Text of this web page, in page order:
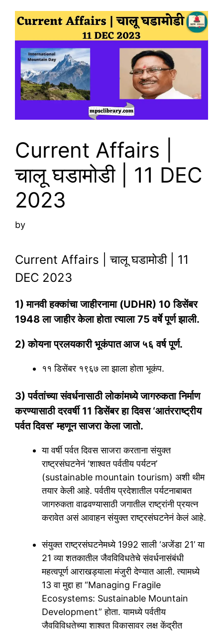
Current Affairs |
चालू घडामोडी | 11 DEC
2023
by
Current Affairs | चालू घडामोडी | 11
DEC 2023
1) मानवी हक्कांचा जाहीरनामा (UDHR) 10 डिसेंबर
1948 ला जाहीर केला होता त्याला 75 वर्षे पूर्ण झाली.
2) कोयना प्रलयकारी भूकंपात आज ५६ वर्ष पूर्ण.
११ डिसेंबर १९६७ ला झाला होता भूकंप.
3) पर्वतांच्या संवर्धनासाठी लोकांमध्ये जागरुकता निर्माण
करण्यासाठी दरवर्षी 11 डिसेंबर हा दिवस ‘आतंरराष्ट्रीय
पर्वत दिवस’ म्हणून साजरा केला जातो.
या वर्षी पर्वत दिवस साजरा करताना संयुक्त
राष्ट्रसंघटनेनं ‘शाश्वत पर्वतीय पर्यटन’
(sustainable mountain tourism) अशी थीम
तयार केली आहे. पर्वतीय प्रदेशातील पर्यटनाबाबत
जागरुकता वाढवण्यासाठी जगातील राष्ट्रांनी प्रयत्न
करावेत असं आवाहन संयुक्त राष्ट्रसंघटनेनं केलं आहे.
संयुक्त राष्ट्रसंघटनेमध्ये 1992 साली ‘अजेंडा 21’ या
21 व्या शतकातील जैवविविधतेचे संवर्धनासंबंधी
महत्वपूर्ण आराखड्याला मंजुरी देण्यात आली. त्यामध्ये
13 वा मुद्दा हा “Managing Fragile
Ecosystems: Sustainable Mountain
Development” होता. यामध्ये पर्वतीय
जैवविविधतेच्या शाश्वत विकासावर लक्ष केंद्रीत